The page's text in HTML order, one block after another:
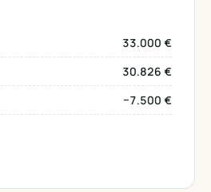
33.000 €
30.826 €
−7.500 €